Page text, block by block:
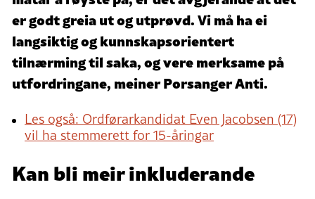
er godt greia ut og utprøvd. Vi må ha ei
langsiktig og kunnskapsorientert
tilnærming til saka, og vere merksame på
utfordringane, meiner Porsanger Anti.
Les også: Ordførarkandidat Even Jacobsen (17)
vil ha stemmerett for 15-åringar
Kan bli meir inkluderande